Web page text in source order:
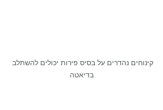
קינוחים נהדרים על בסיס פירות יכולים להשתלב
בדיאטה